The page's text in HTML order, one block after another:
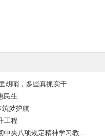
胡哨，多些真抓实干
民生
筑梦护航
工程
央八项规定精神学习教...